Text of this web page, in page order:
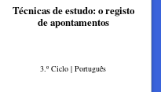
Técnicas de estudo: o registo
de apontamentos
3.º Ciclo | Português